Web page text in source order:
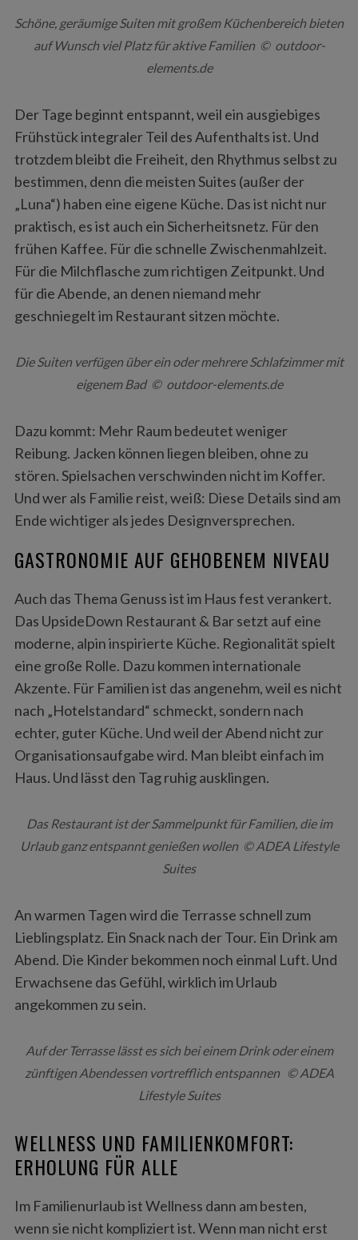
Schöne, geräumige Suiten mit großem Küchenbereich bieten
auf Wunsch viel Platz für aktive Familien © outdoor-
elements.de
Der Tage beginnt entspannt, weil ein ausgiebiges
Frühstück integraler Teil des Aufenthalts ist. Und
trotzdem bleibt die Freiheit, den Rhythmus selbst zu
bestimmen, denn die meisten Suites (außer der
„Luna“) haben eine eigene Küche. Das ist nicht nur
praktisch, es ist auch ein Sicherheitsnetz. Für den
frühen Kaffee. Für die schnelle Zwischenmahlzeit.
Für die Milchflasche zum richtigen Zeitpunkt. Und
für die Abende, an denen niemand mehr
geschniegelt im Restaurant sitzen möchte.
Die Suiten verfügen über ein oder mehrere Schlafzimmer mit
eigenem Bad © outdoor-elements.de
Dazu kommt: Mehr Raum bedeutet weniger
Reibung. Jacken können liegen bleiben, ohne zu
stören. Spielsachen verschwinden nicht im Koffer.
Und wer als Familie reist, weiß: Diese Details sind am
Ende wichtiger als jedes Designversprechen.
GASTRONOMIE AUF GEHOBENEM NIVEAU
Auch das Thema Genuss ist im Haus fest verankert.
Das UpsideDown Restaurant & Bar setzt auf eine
moderne, alpin inspirierte Küche. Regionalität spielt
eine große Rolle. Dazu kommen internationale
Akzente. Für Familien ist das angenehm, weil es nicht
nach „Hotelstandard“ schmeckt, sondern nach
echter, guter Küche. Und weil der Abend nicht zur
Organisationsaufgabe wird. Man bleibt einfach im
Haus. Und lässt den Tag ruhig ausklingen.
Das Restaurant ist der Sammelpunkt für Familien, die im
Urlaub ganz entspannt genießen wollen © ADEA Lifestyle
Suites
An warmen Tagen wird die Terrasse schnell zum
Lieblingsplatz. Ein Snack nach der Tour. Ein Drink am
Abend. Die Kinder bekommen noch einmal Luft. Und
Erwachsene das Gefühl, wirklich im Urlaub
angekommen zu sein.
Auf der Terrasse lässt es sich bei einem Drink oder einem
zünftigen Abendessen vortrefflich entspannen © ADEA
Lifestyle Suites
WELLNESS UND FAMILIENKOMFORT:
ERHOLUNG FÜR ALLE
Im Familienurlaub ist Wellness dann am besten,
wenn sie nicht kompliziert ist. Wenn man nicht erst